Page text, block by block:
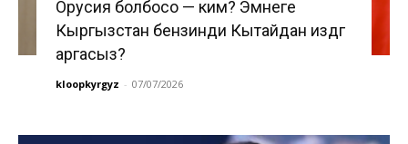
Орусия болбосо — ким? Эмнеге
Кыргызстан бензинди Кытайдан издөөгө
аргасыз?
kloopkyrgyz - 07/07/2026